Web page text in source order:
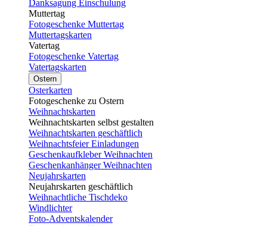
Danksagung Einschulung
Muttertag
Fotogeschenke Muttertag
Muttertagskarten
Vatertag
Fotogeschenke Vatertag
Vatertagskarten
Ostern
Osterkarten
Fotogeschenke zu Ostern
Weihnachtskarten
Weihnachtskarten selbst gestalten
Weihnachtskarten geschäftlich
Weihnachtsfeier Einladungen
Geschenkaufkleber Weihnachten
Geschenkanhänger Weihnachten
Neujahrskarten
Neujahrskarten geschäftlich
Weihnachtliche Tischdeko
Windlichter
Foto-Adventskalender